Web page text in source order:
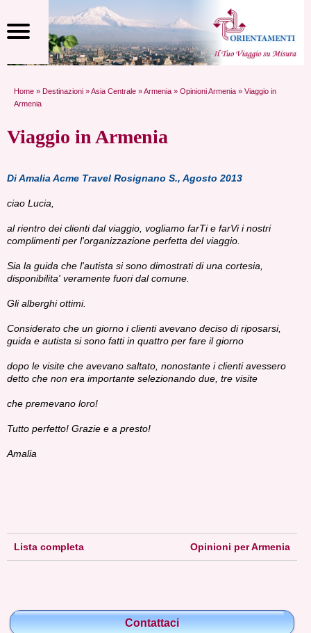
Home » Destinazioni »Asia Centrale »Armenia » Opinioni Armenia » Viaggio in
Armenia
Viaggio in Armenia
Di Amalia Acme Travel Rosignano S., Agosto 2013
ciao Lucia,
al rientro dei clienti dal viaggio, vogliamo farTi e farVi i nostri
complimenti per l'organizzazione perfetta del viaggio.
Sia la guida che l'autista si sono dimostrati di una cortesia,
disponibilita' veramente fuori dal comune.
Gli alberghi ottimi.
Considerato che un giorno i clienti avevano deciso di riposarsi,
guida e autista si sono fatti in quattro per fare il giorno
dopo le visite che avevano saltato, nonostante i clienti avessero
detto che non era importante selezionando due, tre visite
che premevano loro!
Tutto perfetto! Grazie e a presto!
Amalia
Lista completa Opinioni per Armenia
Contattaci